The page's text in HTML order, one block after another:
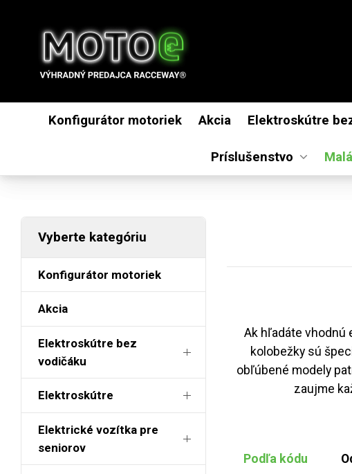
Konfigurátor motoriek Akcia Elektroskútre
Príslušenstvo
Vyberte kategóriu
Konfigurátor motoriek
Akcia
Elektroskútre bez
vodičáku
Elektroskútre
Elektrické vozítka pre
seniorov
Ak hľadáte vhodnú
kolobežky sú
obľúbené modely
zaujme
Podľa kódu